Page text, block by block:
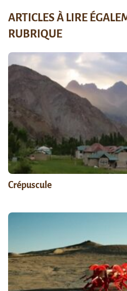
ARTICLES À LIRE
RUBRIQUE
Crépuscule